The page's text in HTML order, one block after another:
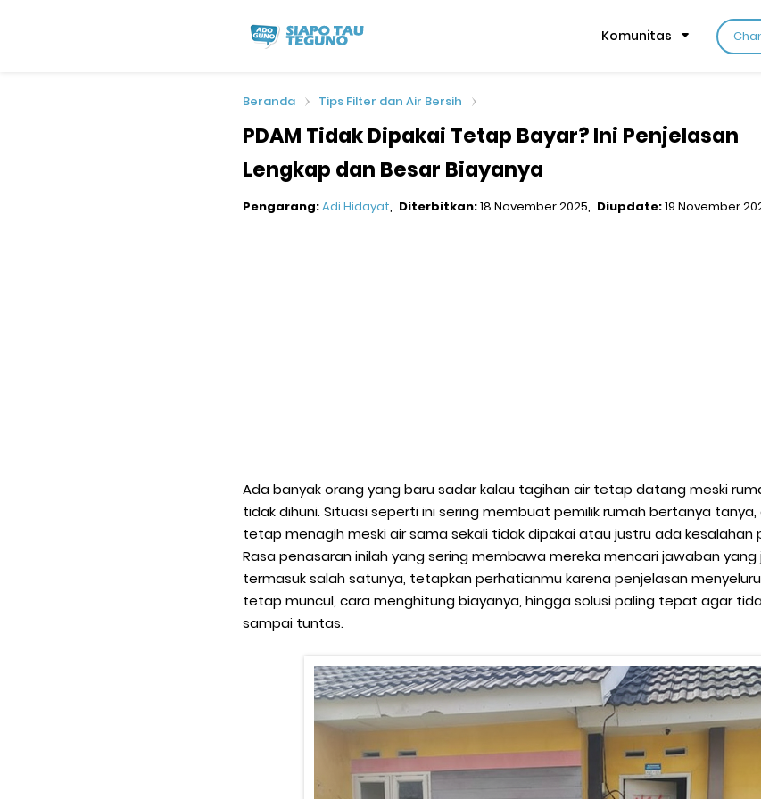
Komunitas
Beranda Tips Filter dan Air Bersih
PDAM Tidak Dipakai Tetap Bayar? Ini Penjelasan
Lengkap dan Besar Biayanya
Pengarang:Adi Hidayat Diterbitkan:18 November 2025 Diupdate:19 November
Ada banyak orang yang baru sadar kalau tagihan air tetap datang meski
tidak dihuni. Situasi seperti ini sering membuat pemilik rumah bertanya tanya,
tetap menagih meski air sama sekali tidak dipakai atau justru ada
Rasa penasaran inilah yang sering membawa mereka mencari jawaban yang
termasuk salah satunya, tetapkan perhatianmu karena penjelasan
tetap muncul, cara menghitung biayanya, hingga solusi paling tepat agar
sampai tuntas.